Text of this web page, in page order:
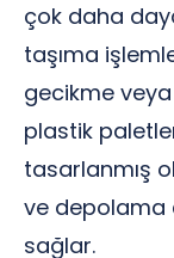
çok daha
taşıma
gecikme veya
plastik
tasarlanmış
ve depolama
sağlar.